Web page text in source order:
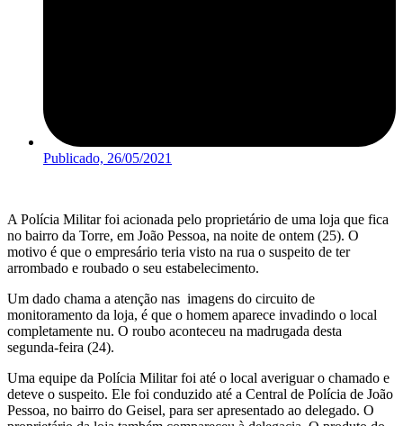
Publicado, 26/05/2021
A Polícia Militar foi acionada pelo proprietário de uma loja que fica
no bairro da Torre, em João Pessoa, na noite de ontem (25). O
motivo é que o empresário teria visto na rua o suspeito de ter
arrombado e roubado o seu estabelecimento.
Um dado chama a atenção nas imagens do circuito de
monitoramento da loja, é que o homem aparece invadindo o local
completamente nu. O roubo aconteceu na madrugada desta
segunda-feira (24).
Uma equipe da Polícia Militar foi até o local averiguar o chamado e
deteve o suspeito. Ele foi conduzido até a Central de Polícia de João
Pessoa, no bairro do Geisel, para ser apresentado ao delegado. O